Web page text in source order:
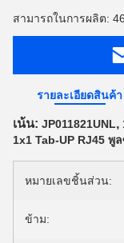
สามารถในการผลิต:
รายละเอียดสินค้า
เน้น: JP011821UNL,
1x1 Tab-UP RJ45 พู
หมายเลขชิ้นส่วน:
ข้าม: